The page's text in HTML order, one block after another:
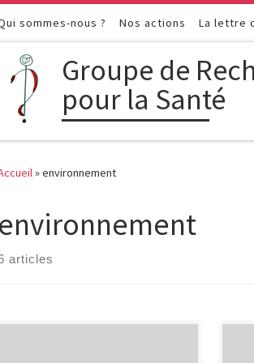
sommes-nous ? Nos actions La lettre
Groupe de
pour la Santé
»environnement
environnement
articles